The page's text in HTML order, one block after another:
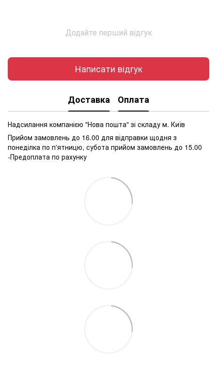
Додайте перший відгук
Написати відгук
Доставка Оплата
Надсилання компанією "Нова пошта" зі складу м. Київ
Прийом замовлень до 16.00 для відправки щодня з
понеділка по п'ятницю, субота прийом замовлень до 15.00
-Предоплата по рахунку